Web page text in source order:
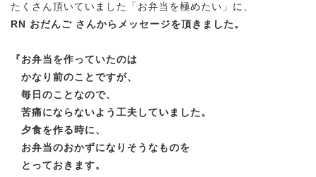
たくさん頂いていました「お弁当を極めたい」に、
RN おだんご さんからメッセージを頂きました。
『お弁当を作っていたのは
かなり前のことですが、
毎日のことなので、
苦痛にならないよう工夫していました。
夕食を作る時に、
お弁当のおかずになりそうなものを
とっておきます。